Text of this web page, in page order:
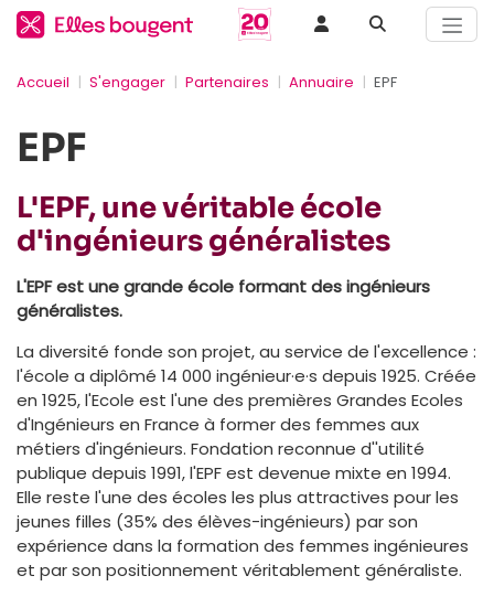
Accueil S'engager Partenaires Annuaire EPF
EPF
L'EPF, une véritable école
d'ingénieurs généralistes
L'EPF est une grande école formant des ingénieurs
généralistes.
La diversité fonde son projet, au service de l'excellence :
l'école a diplômé 14 000 ingénieur·e·s depuis 1925. Créée
en 1925, l'Ecole est l'une des premières Grandes Ecoles
d'Ingénieurs en France à former des femmes aux
métiers d'ingénieurs. Fondation reconnue d''utilité
publique depuis 1991, l'EPF est devenue mixte en 1994.
Elle reste l'une des écoles les plus attractives pour les
jeunes filles (35% des élèves-ingénieurs) par son
expérience dans la formation des femmes ingénieures
et par son positionnement véritablement généraliste.